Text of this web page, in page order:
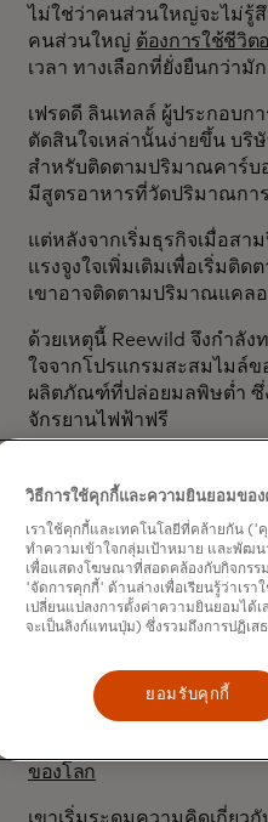
ไม่ใช่ว่าคนส่วนใหญ่จะไม่รู้
คนส่วนใหญ่ ต้องการใช้ชีวิต
เวลา ทางเลือกที่ยั่งยืนกว่ามั
เฟรดดี ลินเทลล์ ผู้ประกอบก
ตัดสินใจเหล่านั้นง่ายขึ้น บริ
สำหรับติดตามปริมาณคาร์บ
มีสูตรอาหารที่วัดปริมาณกา
แต่หลังจากเริ่มธุรกิจเมื่อส
แรงจูงใจเพิ่มเติมเพื่อเริ่ม
เขาอาจติดตามปริมาณแคล
ด้วยเหตุนี้ Reewild จึงกำลั
ใจจากโปรแกรมสะสมไมล์
ผลิตภัณฑ์ที่ปล่อยมลพิษต่ำ ซึ่ง
จักรยานไฟฟ้าฟรี
เขากล่าวว่า “วิสัยทัศน์ที่ก
ต่ำต่อสิ่งแวดล้อมที่คุณซื้อใน
ในระบบเศรษฐกิจสีเขียว เ
ด้วยกำลังซื้อของผู้บริโภคที่
ล้านล้านดอลลาร์ภายในปี
แบรนด์ต่างๆ ในการเสริมส
หลังจากทำงานในสายงาน
ดอกไม้ที่เป็นมิตรต่อสิ่งแวด
ของโลก
วิธีการใช้คุกกี้และความยินยอมขอ
เราใช้คุกกี้และเทคโนโลยีที่คล้ายกัน ('
ทำความเข้าใจกลุ่มเป้าหมาย และพัฒน
เพื่อแสดงโฆษณาที่สอดคล้องกับกิจกรร
'จัดการคุกกี้' ด้านล่างเพื่อเรียนรู้ว่าเร
เปลี่ยนแปลงการตั้งค่าความยินยอมได้
จะเป็นลิงก์แทนปุ่ม) ซึ่งรวมถึงการปฏิเ
ยอมรับคุกกี้